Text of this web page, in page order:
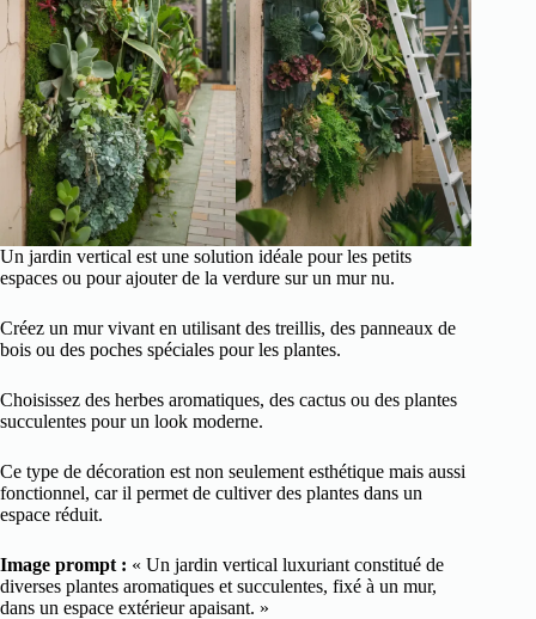
Un jardin vertical est une solution idéale pour les petits
espaces ou pour ajouter de la verdure sur un mur nu.
Créez un mur vivant en utilisant des treillis, des panneaux de
bois ou des poches spéciales pour les plantes.
Choisissez des herbes aromatiques, des cactus ou des plantes
succulentes pour un look moderne.
Ce type de décoration est non seulement esthétique mais aussi
fonctionnel, car il permet de cultiver des plantes dans un
espace réduit.
Image prompt : « Un jardin vertical luxuriant constitué de
diverses plantes aromatiques et succulentes, fixé à un mur,
dans un espace extérieur apaisant. »